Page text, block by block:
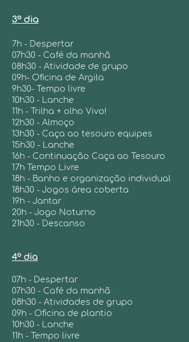
3º dia
7h - Despertar
07h30 - Café da manhã
08h30 - Atividade de grupo
09h- Oficina de Argila
9h30- Tempo livre
10h30 - Lanche
11h - Trilha + olho Vivo!
12h30 - Almoço
13h30 - Caça ao tesouro equipes
15h30 - Lanche
16h - Continuação Caça ao Tesouro
17h Tempo Livre
18h - Banho e organização individual
18h30 - Jogos área coberta
19h - Jantar
20h - Jogo Noturno
21h30 - Descanso
4º dia
07h - Despertar
07h30 - Café da manhã
08h30 - Atividades de grupo
09h - Oficina de plantio
10h30 - Lanche
11h - Tempo livre